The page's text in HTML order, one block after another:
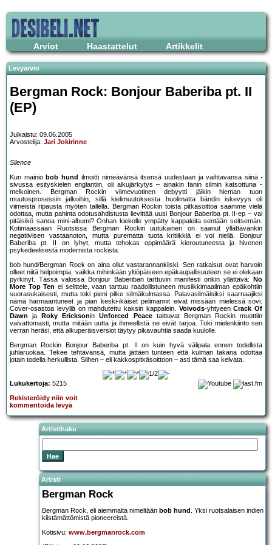
Arviot Haastattelut Artikkelit
Levyarvio
Bergman Rock: Bonjour Baberiba pt. II
(EP)
Julkaistu: 09.06.2005
Arvostelija: Jari Jokirinne
Silence
Kun mainio bob hund ilmoitti nimeävänsä itsensä uudestaan ja vaihtavansa siinä
sivussa esityskielen englantiin, oli alkujärkytys – ainakin fanin silmin katsottuna -
melkoinen. Bergman Rockin viimevuotinen debyytti jäikin hieman tuon
muutosprosessin jalkoihin, sillä kielimuutoksesta huolimatta bändin iskevyys oli
viimeistä ripausta myöten tallella. Bergman Rockin toista pitkäsoittoa saamme vielä
odottaa, mutta pahinta odotusahdistusta lievittää uusi Bonjour Baberiba pt. II-ep – vai
pitäisikö sanoa mini-albumi? Onhan kiekolle ympätty kappaleita sentään seitsemän.
Kotimaassaan Ruotsissa Bergman Rockin uutukainen on saanut yllättävänkin
negatiivisen vastaanoton, mutta purematta tuota kritiikkiä ei voi niellä. Bonjour
Baberiba pt. II on lyhyt, mutta tehokas oppimäärä kieroutuneesta ja hivenen
psykedeelisestä modernista rockista.
bob hund/Bergman Rock on aina ollut vastarannankiiski. Sen ratkaisut ovat harvoin
olleet niitä helpoimpia, vaikka mihinkään yltiöpäiseen epäkaupallisuuteen se ei olekaan
pyrkinyt. Tässä valossa Bonjour Baberiban tarttuvin manifesti onkin yllättävä:
No
More Top Ten ei selittele, vaan tarttuu raadollistuneen musiikkimaailman epäkohtiin
suorasukaisesti, mutta toki pieni pilke silmäkulmassa. Palavasilmäisiksi saarnaajiksi
nämä harmaantuneet ja pian keski-ikäiset pelimannit eivät missään mielessä sovi.
Cover-osastoa levyllä on mahdutettu kaksin kappalein. Voivods-yhtyeenCrack Of
Dawn ja Roky EricksoninUnforced Peacetaittuvat Bergman Rockin muottiin
vaivattomasti, mutta mitään uutta ja ihmeellistä ne eivät tarjoa. Toki mielenkiinto sen
verran heräsi, että alkuperäisversiot täytyy pikavauhtia saada kuulolle.
Bergman Rockin Bonjour Baberiba pt. II on kuin hyvä välipala ennen todellista
juhlaruokaa. Tekee tehtävänsä, mutta jättäen tunteen että kulman takana odottaa
jotain todella herkullista. Siihen – eli kakkospitkäsoittoon – asti tämä saa kelvata.
Lukukertoja: 5215
Rekisteröidy niin voit
kommentoida levyä
Artistihaku
Artisti
Bergman Rock
Bergman Rock, eli aiemmalta nimeltään bob hund . Yksi ruotsalaisen indien
kiistämättömistä pioneereistä.
Kotisivu: www.bergmanrock.com